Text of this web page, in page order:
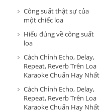
HÀNG
Công suất thật sự của
một chiếc loa
Hiểu đúng về công suất
loa
Cách Chỉnh Echo, Delay,
Repeat, Reverb Trên Loa
Karaoke Chuẩn Hay Nhất
Cách Chỉnh Echo, Delay,
Repeat, Reverb Trên Loa
Karaoke Chuẩn Hay Nhất